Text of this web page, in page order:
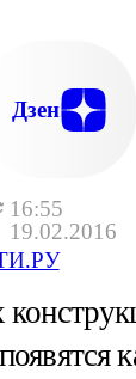
16:55
19.02.2016
Дзен